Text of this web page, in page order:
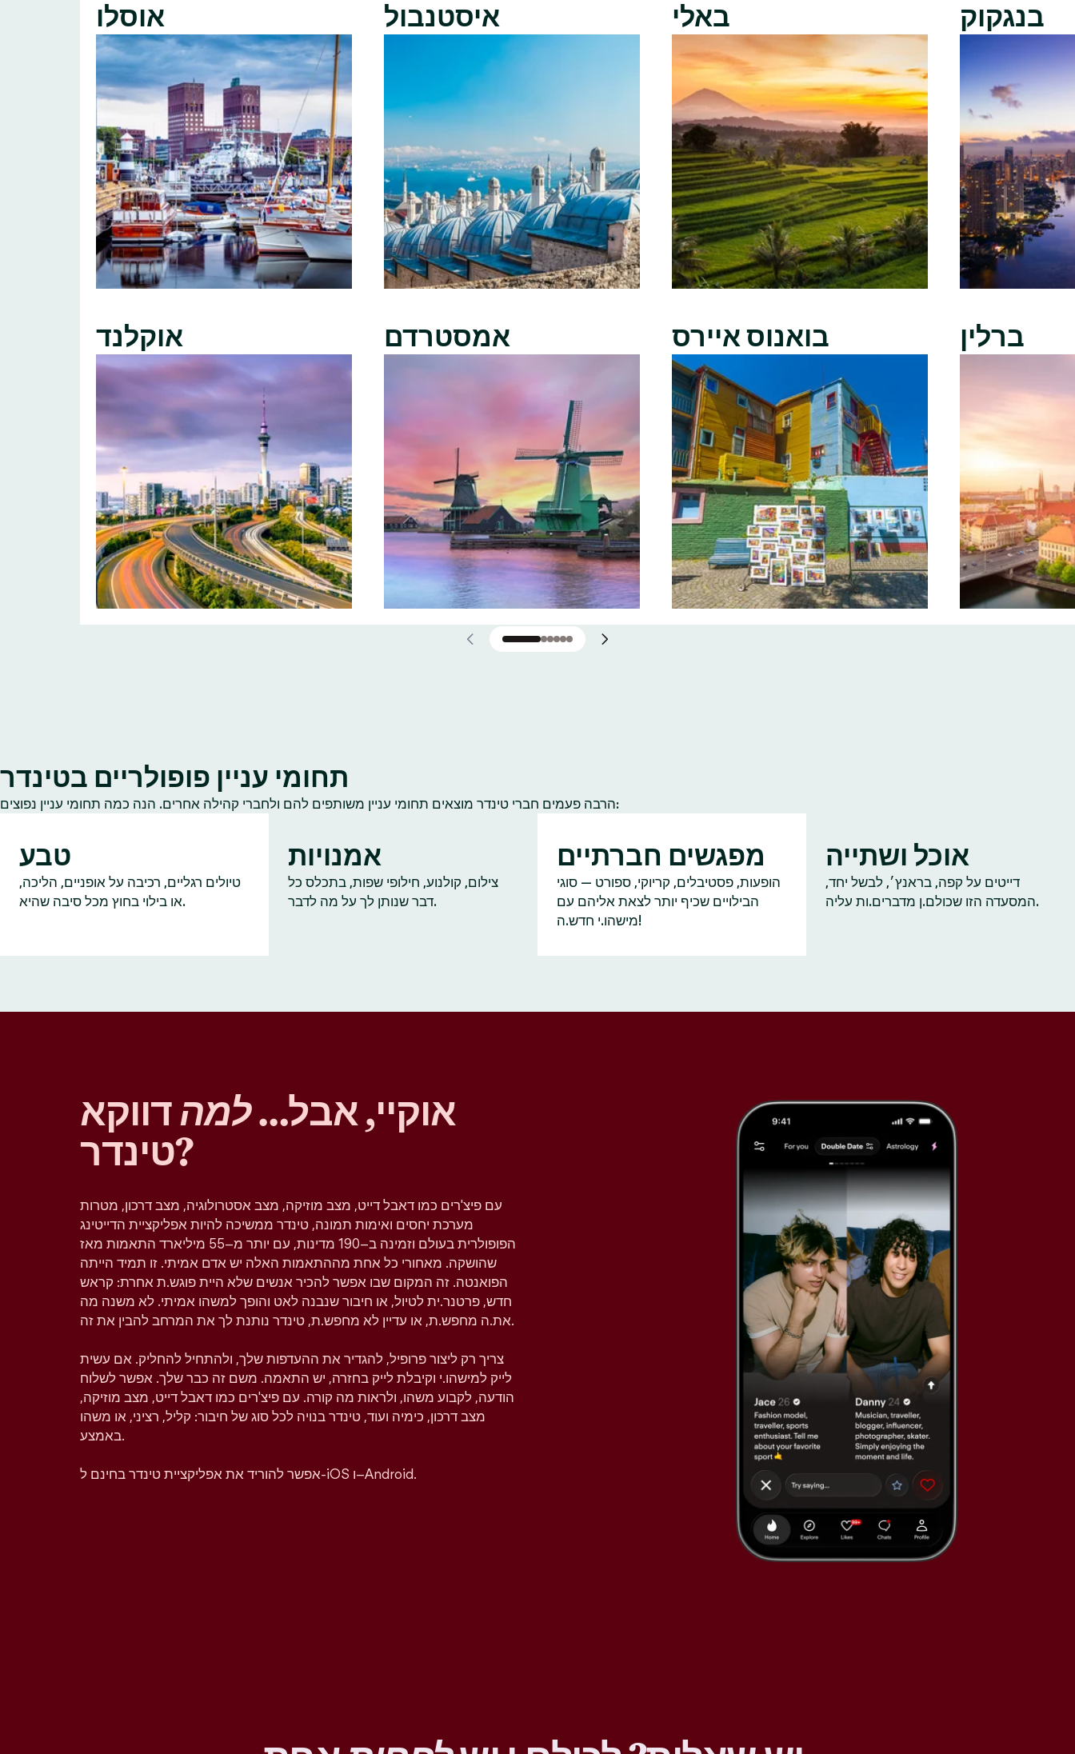
אוסלו
אוקלנד
איסטנבול
אמסטרדם
באלי
בואנוס איירס
בנגקוק
ברלין
תחומי עניין פופולריים בטינדר
הרבה פעמים חברי טינדר מוצאים תחומי עניין משותפים להם ולחברי קהילה אחרים. הנה כמה תחומי עניין נפוצים:
טבע
טיולים רגליים, רכיבה על אופניים, הליכה,
או בילוי בחוץ מכל סיבה שהיא.
אמנויות
צילום, קולנוע, חילופי שפות, בתכלס כל
דבר שנותן לך על מה לדבר.
מפגשים חברתיים
הופעות, פסטיבלים, קריוקי, ספורט — סוגי
הבילויים שכיף יותר לצאת אליהם עם
מישהו.י חדש.ה!
אוכל ושתייה
דייטים על קפה, בראנץ׳, לבשל יחד,
המסעדה הזו שכולם.ן מדברים.ות עליה.
אוקיי, אבל…למהדווקא
טינדר?
עם פיצ'רים כמו דאבל דייט, מצב מוזיקה, מצב אסטרולוגיה, מצב דרכון, מטרות
מערכת יחסים ואימות תמונה, טינדר ממשיכה להיות אפליקציית הדייטינג
הפופולרית בעולם וזמינה ב–190 מדינות, עם יותר מ–55 מיליארד התאמות מאז
שהושקה. מאחורי כל אחת מההתאמות האלה יש אדם אמיתי. זו תמיד הייתה
הפואנטה. זה המקום שבו אפשר להכיר אנשים שלא היית פוגש.ת אחרת: קראש
חדש, פרטנר.ית לטיול, או חיבור שנבנה לאט והופך למשהו אמיתי. לא משנה מה
את.ה מחפש.ת, או עדיין לא מחפש.ת, טינדר נותנת לך את המרחב להבין את זה.
צריך רק ליצור פרופיל, להגדיר את ההעדפות שלך, ולהתחיל להחליק. אם עשית
לייק למישהו.י וקיבלת לייק בחזרה, יש התאמה. משם זה כבר שלך. אפשר לשלוח
הודעה, לקבוע משהו, ולראות מה קורה. עם פיצ'רים כמו דאבל דייט, מצב מוזיקה,
מצב דרכון, כימיה ועוד, טינדר בנויה לכל סוג של חיבור: קליל, רציני, או משהו
באמצע.
אפשר להוריד את אפליקציית טינדר בחינם ל-iOS ו–Android.